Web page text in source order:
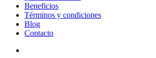
Beneficios
Términos y condiciones
Blog
Contacto